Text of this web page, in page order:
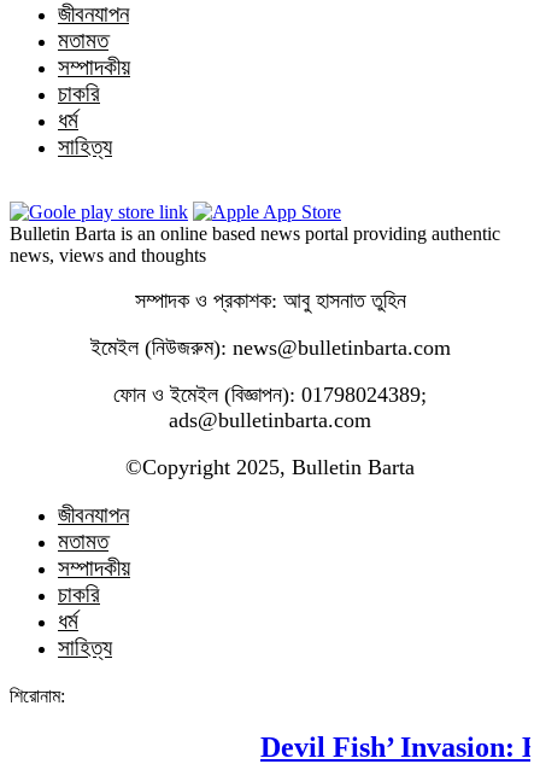
জীবনযাপন
মতামত
সম্পাদকীয়
চাকরি
ধর্ম
সাহিত্য
Bulletin Barta is an online based news portal providing authentic
news, views and thoughts
সম্পাদক ও প্রকাশক: আবু হাসনাত তুহিন
ইমেইল (নিউজরুম): news@bulletinbarta.com
ফোন ও ইমেইল (বিজ্ঞাপন): 01798024389;
ads@bulletinbarta.com
©️Copyright 2025, Bulletin Barta
জীবনযাপন
মতামত
সম্পাদকীয়
চাকরি
ধর্ম
সাহিত্য
শিরোনাম:
Devil Fish’ Invasion: